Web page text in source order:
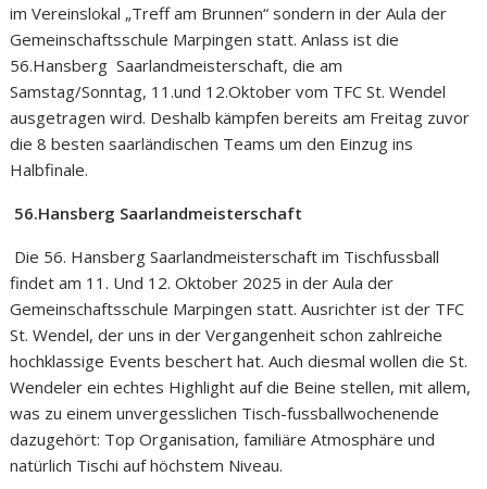
im Vereinslokal „Treff am Brunnen“ sondern in der Aula der
Gemeinschaftsschule Marpingen statt. Anlass ist die
56.Hansberg Saarlandmeisterschaft, die am
Samstag/Sonntag, 11.und 12.Oktober vom TFC St. Wendel
ausgetragen wird. Deshalb kämpfen bereits am Freitag zuvor
die 8 besten saarländischen Teams um den Einzug ins
Halbfinale.
56.Hansberg Saarlandmeisterschaft
Die 56. Hansberg Saarlandmeisterschaft im Tischfussball
findet am 11. Und 12. Oktober 2025 in der Aula der
Gemeinschaftsschule Marpingen statt. Ausrichter ist der TFC
St. Wendel, der uns in der Vergangenheit schon zahlreiche
hochklassige Events beschert hat. Auch diesmal wollen die St.
Wendeler ein echtes Highlight auf die Beine stellen, mit allem,
was zu einem unvergesslichen Tisch-fussballwochenende
dazugehört: Top Organisation, familiäre Atmosphäre und
natürlich Tischi auf höchstem Niveau.